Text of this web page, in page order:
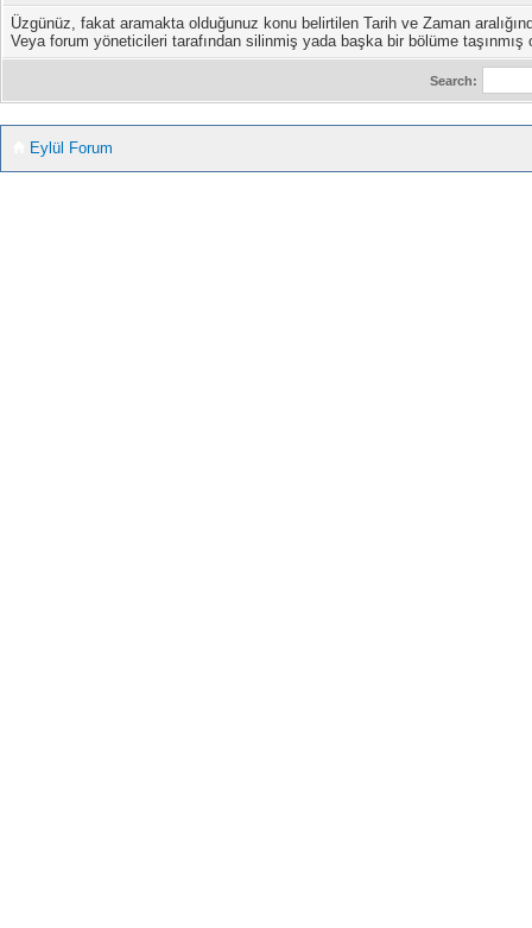
Üzgünüz, fakat aramakta olduğunuz konu belirtilen Tarih ve Zaman
Veya forum yöneticileri tarafından silinmiş yada başka bir bölüme taşınmış
Search:
Eylül Forum